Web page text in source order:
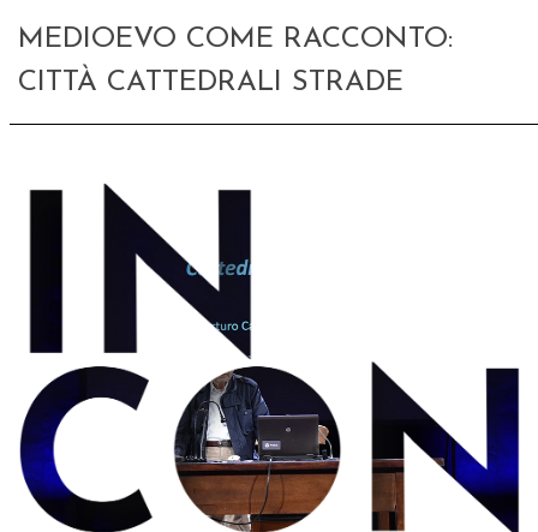
MEDIOEVO COME RACCONTO:
CITTÀ CATTEDRALI STRADE